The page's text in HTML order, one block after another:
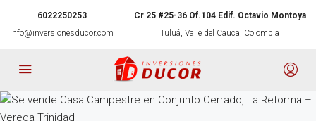
6022250253
info@inversionesducor.com
Cr 25 #25-36 Of.104 Edif. Octavio Montoya
Tuluá, Valle del Cauca, Colombia